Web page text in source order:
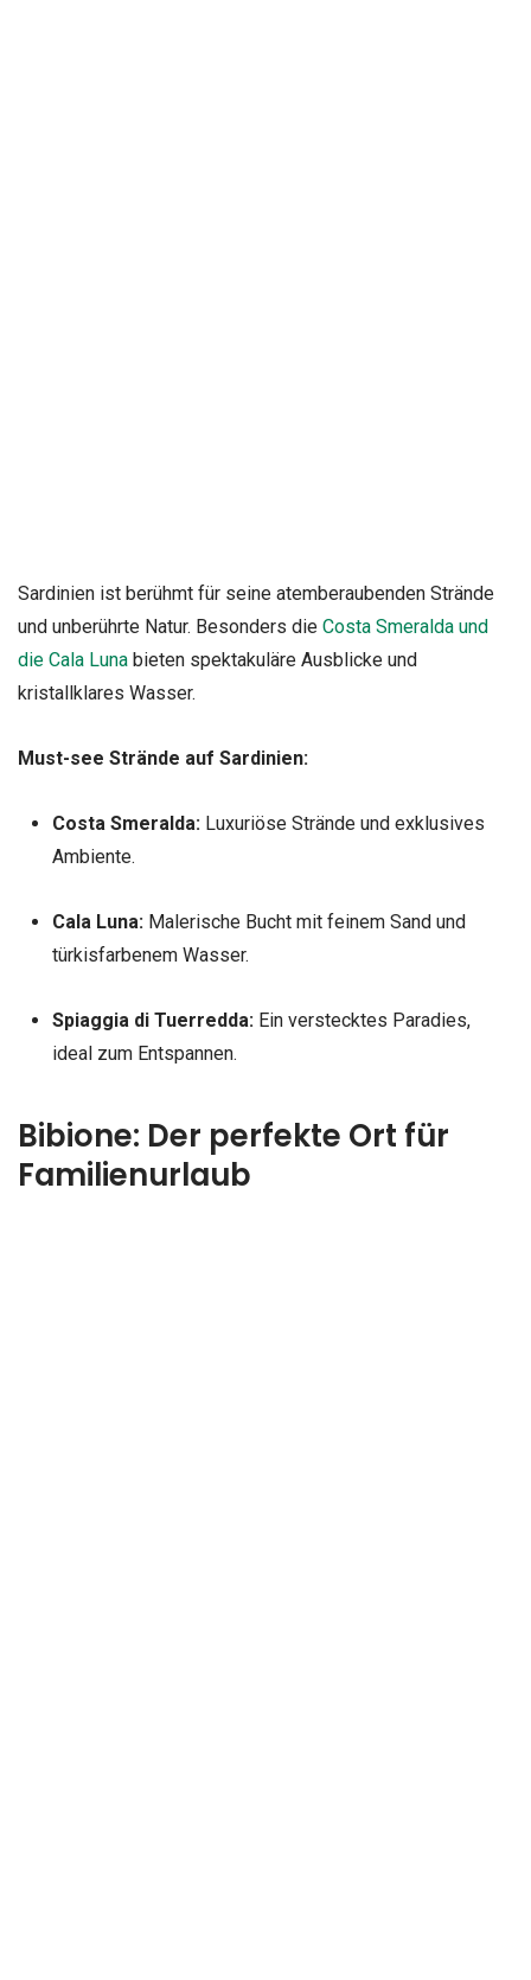
Sardinien ist berühmt für seine atemberaubenden Strände
und unberührte Natur. Besonders die Costa Smeralda und
die Cala Luna bieten spektakuläre Ausblicke und
kristallklares Wasser.
Must-see Strände auf Sardinien:
Costa Smeralda:Luxuriöse Strände und exklusives
Ambiente.
Cala Luna:Malerische Bucht mit feinem Sand und
türkisfarbenem Wasser.
Spiaggia di Tuerredda:Ein verstecktes Paradies,
ideal zum Entspannen.
Bibione: Der perfekte Ort für
Familienurlaub